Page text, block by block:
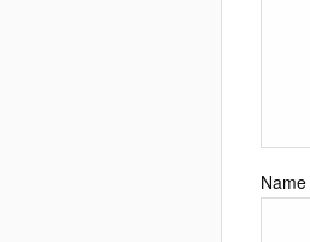
Name